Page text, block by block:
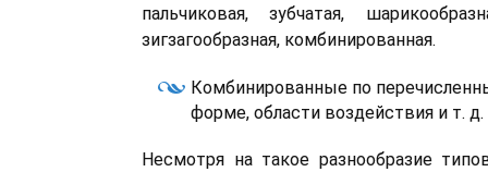
пальчиковая, зубчатая,
зигзагообразная, комбинированная.
Комбинированные по
форме, области воздействия и т.
Несмотря на такое разнообразие